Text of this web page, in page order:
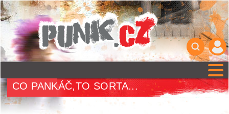
CO PANKÁČ,TO SORTA...